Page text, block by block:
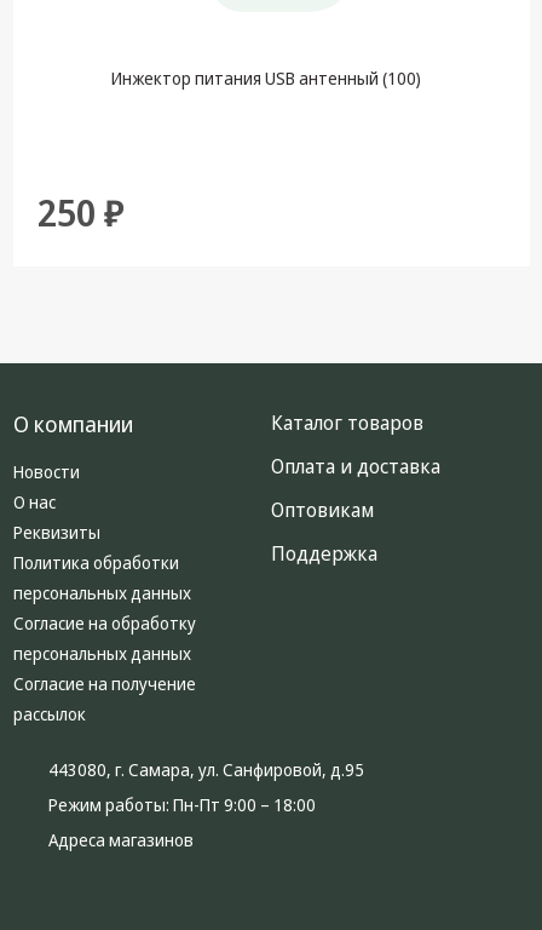
Инжектор питания USB антенный (100)
250 ₽
О компании
Новости
О нас
Реквизиты
Политика обработки
персональных данных
Согласие на обработку
персональных данных
Согласие на получение
рассылок
Каталог товаров
Оплата и доставка
Оптовикам
Поддержка
443080, г. Самара, ул. Санфировой, д.95
Режим работы: Пн-Пт 9:00 – 18:00
Адреса магазинов